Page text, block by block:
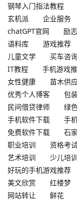
钢琴入门指法教程
玄机派
企业服务
chatGPT官网
励
语料库
游戏推荐
儿童文学
买车咨
IT教程
手机游戏
女性健康
苗木供
优秀个人博客
包
民间借贷律师
绿
手机软件下载
手
免费软件下载
石
职业培训
资格考
艺术培训
少儿培训
好玩的手机游戏推荐
美文欣赏
红楼梦
网站转让
鲜花